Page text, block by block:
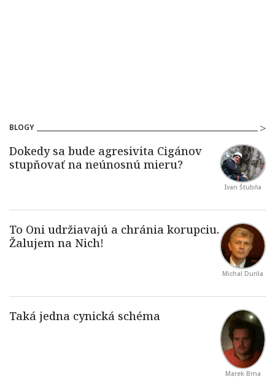
BLOGY
Ivan Štubňa
Michal Durila
Marek Brna